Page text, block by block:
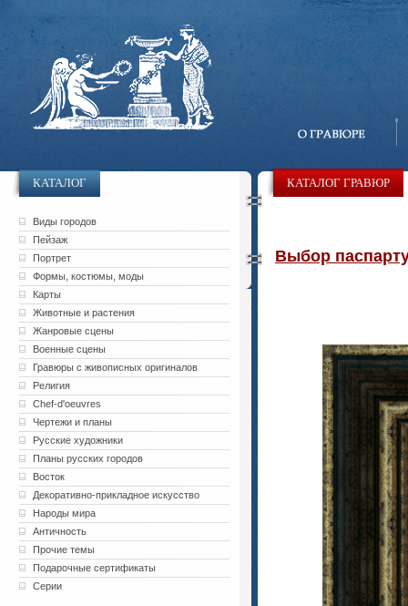
КАТАЛОГ
Виды городов
Пейзаж
Портрет
Формы, костюмы, моды
Карты
Животные и растения
Жанровые сцены
Военные сцены
Гравюры с живописных оригиналов
Религия
Chef-d'oeuvres
Чертежи и планы
Русские художники
Планы русских городов
Восток
Декоративно-прикладное искусство
Народы мира
Античность
Прочие темы
Подарочные сертификаты
Серии
КАТАЛОГ ГРАВЮР
Выбор